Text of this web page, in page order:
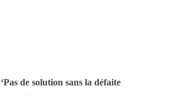
‘Pas de solution sans la défaite